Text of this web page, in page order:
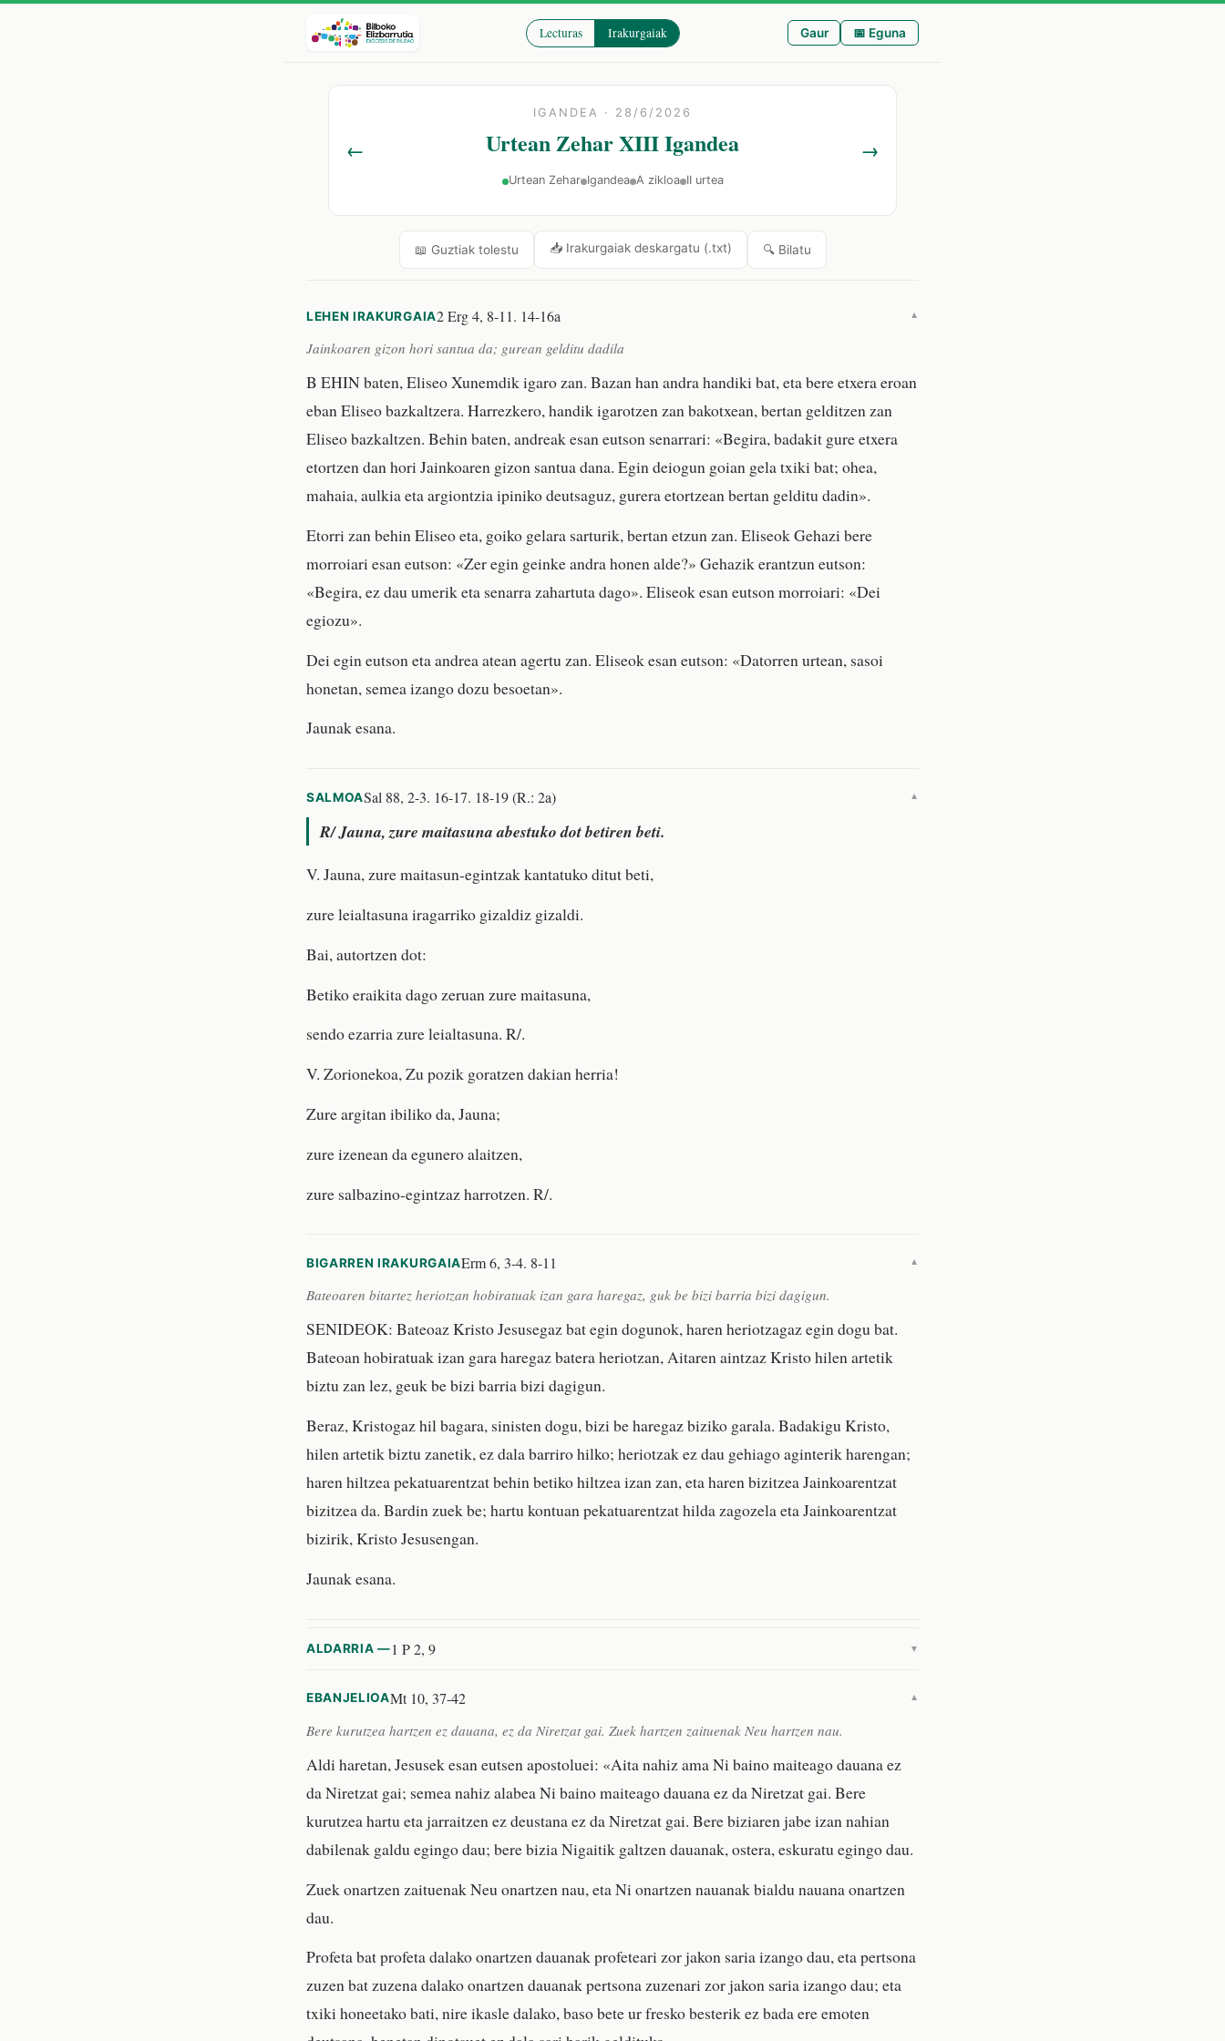
Lecturas Irakurgaiak Gaur 📅 Eguna
← →
IGANDEA · 28/6/2026
Urtean Zehar XIII Igandea
Urtean Zehar Igandea A zikloa II urtea
📖 Guztiak tolestu 📥 Irakurgaiak deskargatu (.txt) 🔍 Bilatu
LEHEN IRAKURGAIA2 Erg 4, 8-11. 14-16a ▼
Jainkoaren gizon hori santua da; gurean gelditu dadila
B EHIN baten, Eliseo Xunemdik igaro zan. Bazan han andra handiki bat, eta bere etxera eroan
eban Eliseo bazkaltzera. Harrezkero, handik igarotzen zan bakotxean, bertan gelditzen zan
Eliseo bazkaltzen. Behin baten, andreak esan eutson senarrari: «Begira, badakit gure etxera
etortzen dan hori Jainkoaren gizon santua dana. Egin deiogun goian gela txiki bat; ohea,
mahaia, aulkia eta argiontzia ipiniko deutsaguz, gurera etortzean bertan gelditu dadin».
Etorri zan behin Eliseo eta, goiko gelara sarturik, bertan etzun zan. Eliseok Gehazi bere
morroiari esan eutson: «Zer egin geinke andra honen alde?» Gehazik erantzun eutson:
«Begira, ez dau umerik eta senarra zahartuta dago». Eliseok esan eutson morroiari: «Dei
egiozu».
Dei egin eutson eta andrea atean agertu zan. Eliseok esan eutson: «Datorren urtean, sasoi
honetan, semea izango dozu besoetan».
Jaunak esana.
SALMOASal 88, 2-3. 16-17. 18-19 (R.: 2a) ▼
R/Jauna, zure maitasuna abestuko dot betiren beti.
V. Jauna, zure maitasun-egintzak kantatuko ditut beti,
zure leialtasuna iragarriko gizaldiz gizaldi.
Bai, autortzen dot:
Betiko eraikita dago zeruan zure maitasuna,
sendo ezarria zure leialtasuna. R/.
V. Zorionekoa, Zu pozik goratzen dakian herria!
Zure argitan ibiliko da, Jauna;
zure izenean da egunero alaitzen,
zure salbazino-egintzaz harrotzen. R/.
BIGARREN IRAKURGAIAErm 6, 3-4. 8-11 ▼
Bateoaren bitartez heriotzan hobiratuak izan gara haregaz, guk be bizi barria bizi dagigun.
SENIDEOK: Bateoaz Kristo Jesusegaz bat egin dogunok, haren heriotzagaz egin dogu bat.
Bateoan hobiratuak izan gara haregaz batera heriotzan, Aitaren aintzaz Kristo hilen artetik
biztu zan lez, geuk be bizi barria bizi dagigun.
Beraz, Kristogaz hil bagara, sinisten dogu, bizi be haregaz biziko garala. Badakigu Kristo,
hilen artetik biztu zanetik, ez dala barriro hilko; heriotzak ez dau gehiago aginterik harengan;
haren hiltzea pekatuarentzat behin betiko hiltzea izan zan, eta haren bizitzea Jainkoarentzat
bizitzea da. Bardin zuek be; hartu kontuan pekatuarentzat hilda zagozela eta Jainkoarentzat
bizirik, Kristo Jesusengan.
Jaunak esana.
ALDARRIA —1 P 2, 9 ▼
EBANJELIOAMt 10, 37-42 ▼
Bere kurutzea hartzen ez dauana, ez da Niretzat gai. Zuek hartzen zaituenak Neu hartzen nau.
Aldi haretan, Jesusek esan eutsen apostoluei: «Aita nahiz ama Ni baino maiteago dauana ez
da Niretzat gai; semea nahiz alabea Ni baino maiteago dauana ez da Niretzat gai. Bere
kurutzea hartu eta jarraitzen ez deustana ez da Niretzat gai. Bere biziaren jabe izan nahian
dabilenak galdu egingo dau; bere bizia Nigaitik galtzen dauanak, ostera, eskuratu egingo dau.
Zuek onartzen zaituenak Neu onartzen nau, eta Ni onartzen nauanak bialdu nauana onartzen
dau.
Profeta bat profeta dalako onartzen dauanak profeteari zor jakon saria izango dau, eta pertsona
zuzen bat zuzena dalako onartzen dauanak pertsona zuzenari zor jakon saria izango dau; eta
txiki honeetako bati, nire ikasle dalako, baso bete ur fresko besterik ez bada ere emoten